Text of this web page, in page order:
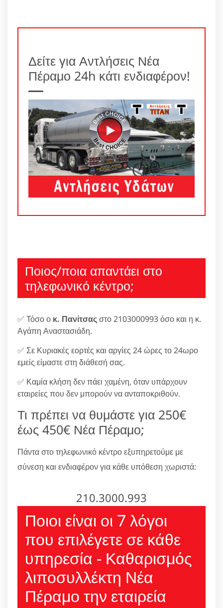
Δείτε για Αντλήσεις Νέα
Πέραμο 24h κάτι ενδιαφέρον!
Ποιος/ποια απαντάει στο
τηλεφωνικό κέντρο;
✅ Τόσο ο κ. Πανίτσαςστο 2103000993 όσο και η κ.
Αγάπη Αναστασιάδη.
✅ Σε Κυριακές εορτές και αργίες 24 ώρες το 24ωρο
εμείς είμαστε στη διάθεσή σας.
✅ Καμία κλήση δεν πάει χαμένη, όταν υπάρχουν
εταιρείες που δεν μπορούν να ανταποκριθούν.
Τι πρέπει να θυμάστε για 250€
έως 450€ Νέα Πέραμο;
Πάντα στο τηλεφωνικό κέντρο εξυπηρετούμε με
σύνεση και ενδιαφέρον για κάθε υπόθεση χωριστά:
210.3000.993
Ποιοι είναι οι 7 λόγοι
που επιλέγετε σε κάθε
υπηρεσία - Καθαρισμός
λιποσυλλέκτη Νέα
Πέραμο την εταιρεία